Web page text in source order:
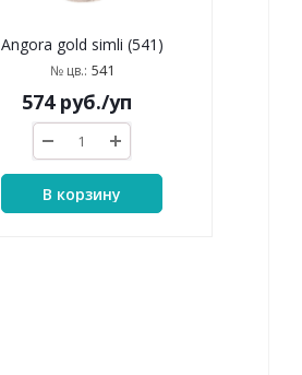
Angora gold simli (541)
№ цв.: 541
574руб./уп
В корзину